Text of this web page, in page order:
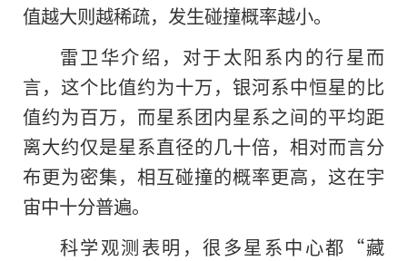
值越大则越稀疏，发生碰撞概率越小。
雷卫华介绍，对于太阳系内的行星而
言，这个比值约为十万，银河系中恒星的比
值约为百万，而星系团内星系之间的平均距
离大约仅是星系直径的几十倍，相对而言分
布更为密集，相互碰撞的概率更高，这在宇
宙中十分普遍。
科学观测表明，很多星系中心都“藏